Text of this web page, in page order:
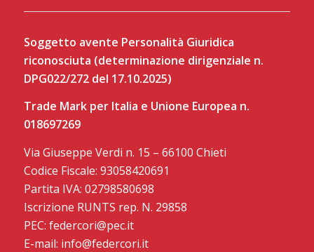
Soggetto avente Personalità Giuridica
riconosciuta (determinazione dirigenziale n.
DPG022/272 del 17.10.2025)
Trade Mark per Italia e Unione Europea n.
018697269
Via Giuseppe Verdi n. 15 – 66100 Chieti
Codice Fiscale: 93058420691
Partita IVA: 02798580698
Iscrizione RUNTS rep. N. 29858
PEC: federcori@pec.it
E-mail: info@federcori.it